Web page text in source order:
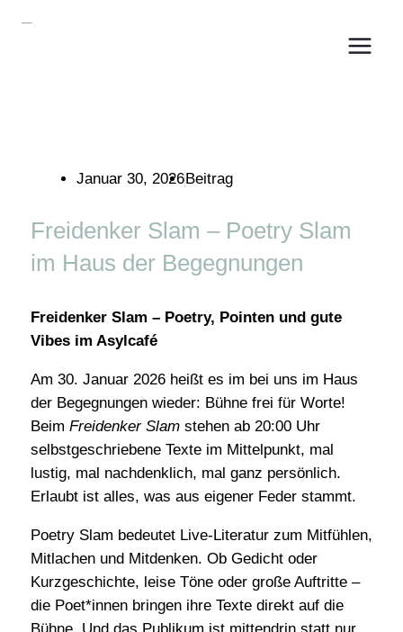
Januar 30, 2026Beitrag
Freidenker Slam – Poetry Slam
im Haus der Begegnungen
Freidenker Slam – Poetry, Pointen und gute
Vibes im Asylcafé
Am 30. Januar 2026 heißt es im bei uns im Haus
der Begegnungen wieder: Bühne frei für Worte!
Beim Freidenker Slam stehen ab 20:00 Uhr
selbstgeschriebene Texte im Mittelpunkt, mal
lustig, mal nachdenklich, mal ganz persönlich.
Erlaubt ist alles, was aus eigener Feder stammt.
Poetry Slam bedeutet Live-Literatur zum Mitfühlen,
Mitlachen und Mitdenken. Ob Gedicht oder
Kurzgeschichte, leise Töne oder große Auftritte –
die Poet*innen bringen ihre Texte direkt auf die
Bühne. Und das Publikum ist mittendrin statt nur